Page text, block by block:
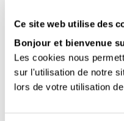
Ce site web utilise des
Bonjour et bienvenue
Les cookies nous
sur l'utilisation de notre
lors de votre utilisation